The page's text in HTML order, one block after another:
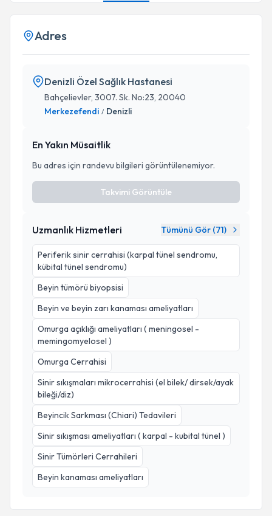
Adres
Denizli Özel Sağlık Hastanesi
Bahçelievler, 3007. Sk. No:23, 20040
Merkezefendi / Denizli
En Yakın Müsaitlik
Bu adres için randevu bilgileri görüntülenemiyor.
Takvimi Görüntüle
Uzmanlık Hizmetleri Tümünü Gör (71)
Periferik sinir cerrahisi (karpal tünel sendromu,
kübital tünel sendromu)
Beyin tümörü biyopsisi
Beyin ve beyin zarı kanaması ameliyatları
Omurga açıklığı ameliyatları ( meningosel -
memingomyelosel )
Omurga Cerrahisi
Sinir sıkışmaları mikrocerrahisi (el bilek/ dirsek/ayak
bileği/diz)
Beyincik Sarkması (Chiari) Tedavileri
Sinir sıkışması ameliyatları ( karpal - kubital tünel )
Sinir Tümörleri Cerrahileri
Beyin kanaması ameliyatları